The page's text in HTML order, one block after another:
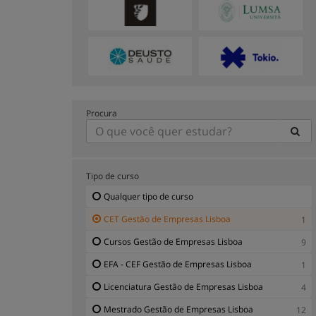
Procura
Tipo de curso
Qualquer tipo de curso
CET Gestão de Empresas Lisboa
1
Cursos Gestão de Empresas Lisboa
9
EFA - CEF Gestão de Empresas Lisboa
1
Licenciatura Gestão de Empresas Lisboa
4
Mestrado Gestão de Empresas Lisboa
12